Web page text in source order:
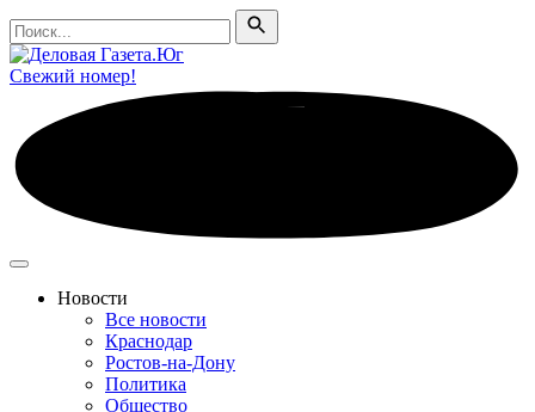
Поиск
Поиск
Свежий номер!
Новости
Все новости
Краснодар
Ростов-на-Дону
Политика
Общество